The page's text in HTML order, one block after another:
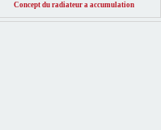
Concept du radiateur a accumulation